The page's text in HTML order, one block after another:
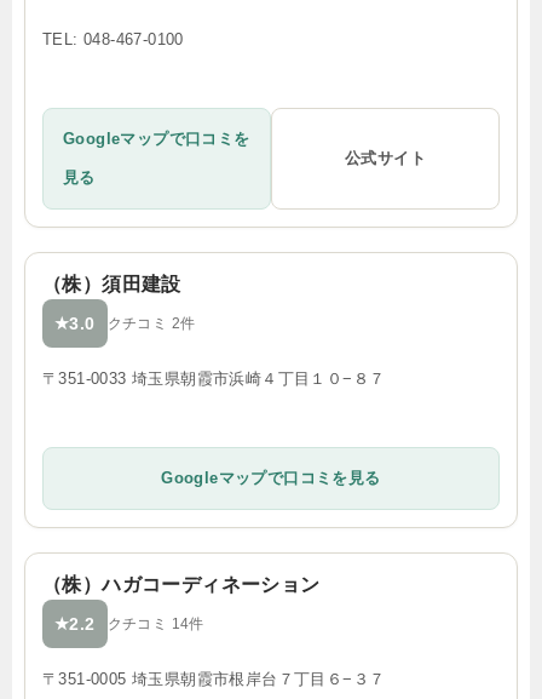
TEL: 048-467-0100
Googleマップで口コミを
見る
公式サイト
（株）須田建設
★3.0 クチコミ 2件
〒351-0033 埼玉県朝霞市浜崎４丁目１０−８７
Googleマップで口コミを見る
（株）ハガコーディネーション
★2.2 クチコミ 14件
〒351-0005 埼玉県朝霞市根岸台７丁目６−３７